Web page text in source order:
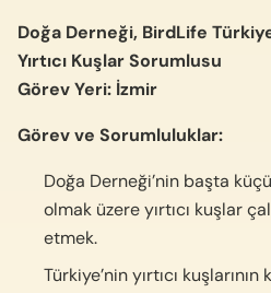
Doğa Derneği, BirdLife
Yırtıcı Kuşlar Sorumlusu
Görev Yeri: İzmir
Görev ve Sorumluluklar:
Doğa Derneği’nin başta
olmak üzere yırtıcı kuşlar
etmek.
Türkiye’nin yırtıcı